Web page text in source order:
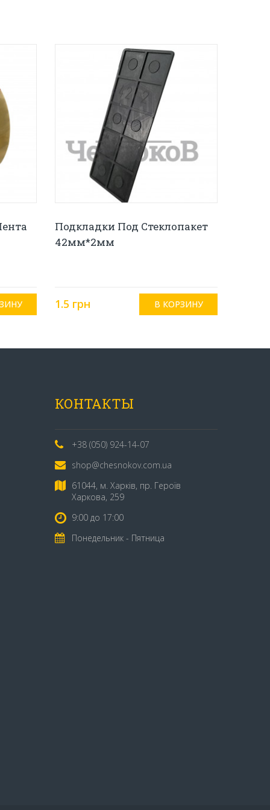
Подкладки Под Стеклопакет
42мм*2мм
1.5 грн
КОНТАКТЫ
+38 (050) 924-14-07
shop@chesnokov.com.ua
61044, м. Харків, пр. Героїв
Харкова, 259
9:00 до 17:00
Понедельник - Пятница